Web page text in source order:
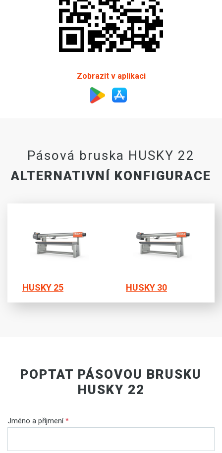
Zobrazit v aplikaci
Pásová bruska HUSKY 22
ALTERNATIVNÍ KONFIGURACE
HUSKY 25 HUSKY 30
POPTAT PÁSOVOU BRUSKU
HUSKY 22
Jméno a příjmení*